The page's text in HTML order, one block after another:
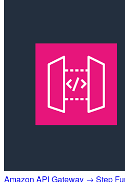
Amazon API Gateway → Step